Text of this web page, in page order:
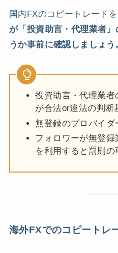
国内FXのコピートレードを
が「投資助言・代理業者
うか事前に確認しましょう
投資助言・代理業
が合法or違法の判断
無登録のプロバイ
フォロワーが無登
を利用すると罰則の
海外FXでのコピートレ